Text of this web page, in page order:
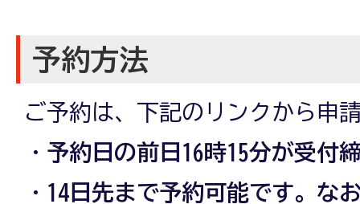
予約方法
ご予約は、下記のリンクから申
・ 予約日の前日16時15分が受付
・ 14日先まで予約可能です。な